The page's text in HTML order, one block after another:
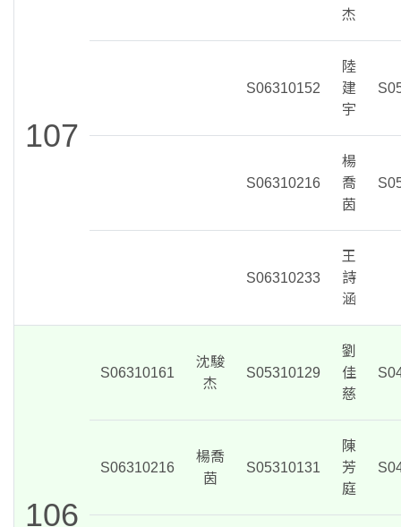
107
杰
S06310152
陸
建
宇
S06310216
楊
喬
茵
S06310233
王
詩
涵
106
S06310161
沈駿
杰
S05310129
劉
佳
慈
S06310216
楊喬
茵
S05310131
陳
芳
庭